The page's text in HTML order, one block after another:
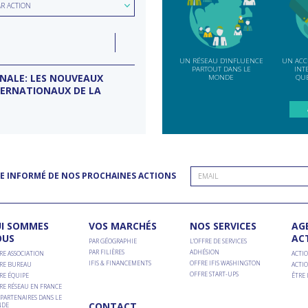
ACTION
LES NOUVEAUX
DE LA
INDE
MISSION D’ENTREPRISES
UN RÉSEAU D'INFLUENCE
PARTOUT DANS LE
MONDE
UN
INFORMÉ DE NOS PROCHAINES ACTIONS
SOMMES
ASSOCIATION
BUREAU
ÉQUIPE
RÉSEAU EN FRANCE
DANS LE
VOS MARCHÉS
PAR GÉOGRAPHIE
PAR FILIÈRES
IFIS & FINANCEMENTS
NOS SERVICES
L’OFFRE DE SERVICES
ADHÉSION
OFFRE IFIS WASHINGTON
OFFRE START-UPS
ÊTRE